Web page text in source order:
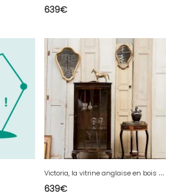
639€
V
ictoria, la vitrine anglaise en bois foncé N°100
639€